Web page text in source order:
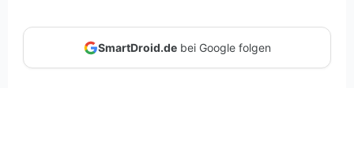
SmartDroid.debei Google folgen